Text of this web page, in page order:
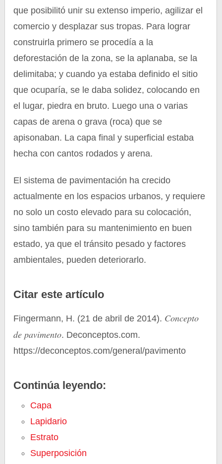
que posibilitó unir su extenso imperio, agilizar el
comercio y desplazar sus tropas. Para lograr
construirla primero se procedía a la
deforestación de la zona, se la aplanaba, se la
delimitaba; y cuando ya estaba definido el sitio
que ocuparía, se le daba solidez, colocando en
el lugar, piedra en bruto. Luego una o varias
capas de arena o grava (roca) que se
apisonaban. La capa final y superficial estaba
hecha con cantos rodados y arena.
El sistema de pavimentación ha crecido
actualmente en los espacios urbanos, y requiere
no solo un costo elevado para su colocación,
sino también para su mantenimiento en buen
estado, ya que el tránsito pesado y factores
ambientales, pueden deteriorarlo.
Citar este artículo
Fingermann, H. (21 de abril de 2014). Concepto
de pavimento. Deconceptos.com.
https://deconceptos.com/general/pavimento
Continúa leyendo:
Capa
Lapidario
Estrato
Superposición